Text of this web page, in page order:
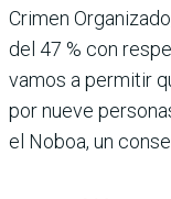
Crimen
del 47 % con
vamos a permitir
por nueve
el Noboa, un